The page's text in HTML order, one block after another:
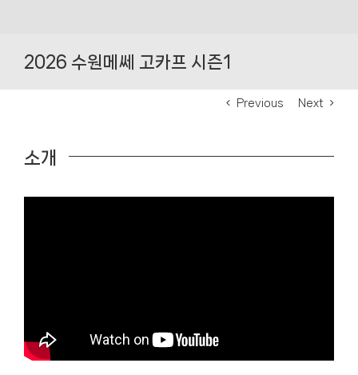
content2026 수원메쎄 고카프 시즌1
Previous Next
소개